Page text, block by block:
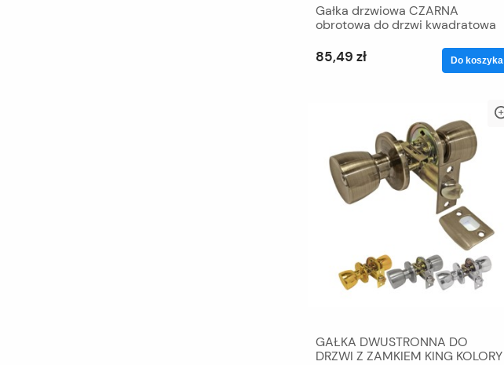
Gałka drzwiowa CZARNA
obrotowa do drzwi kwadratowa
85,49 zł Do koszyka
GAŁKA DWUSTRONNA DO
DRZWI Z ZAMKIEM KING KOLORY